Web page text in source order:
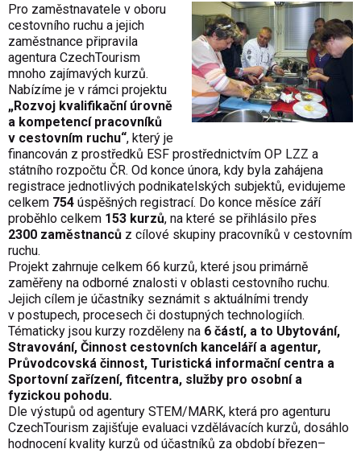
Pro zaměstnavatele v oboru
cestovního ruchu a jejich
zaměstnance připravila
agentura CzechTourism
mnoho zajímavých kurzů.
Nabízíme je v rámci projektu
„Rozvoj kvalifikační úrovně
a kompetencí pracovníků
v cestovním ruchu“, který je
financován z prostředků ESF prostřednictvím OP LZZ a
státního rozpočtu ČR. Od konce února, kdy byla zahájena
registrace jednotlivých podnikatelských subjektů, evidujeme
celkem 754 úspěšných registrací. Do konce měsíce září
proběhlo celkem 153 kurzů, na které se přihlásilo přes
2300 zaměstnanců z cílové skupiny pracovníků v cestovním
ruchu.
Projekt zahrnuje celkem 66 kurzů, které jsou primárně
zaměřeny na odborné znalosti v oblasti cestovního ruchu.
Jejich cílem je účastníky seznámit s aktuálními trendy
v postupech, procesech či dostupných technologiích.
Tématicky jsou kurzy rozděleny na 6 částí, a to Ubytování,
Stravování, Činnost cestovních kanceláří a agentur,
Průvodcovská činnost, Turistická informační centra a
Sportovní zařízení, fitcentra, služby pro osobní a
fyzickou pohodu.
Dle výstupů od agentury STEM/MARK, která pro agenturu
CzechTourism zajišťuje evaluaci vzdělávacích kurzů, dosáhlo
hodnocení kvality kurzů od účastníků za období březen–